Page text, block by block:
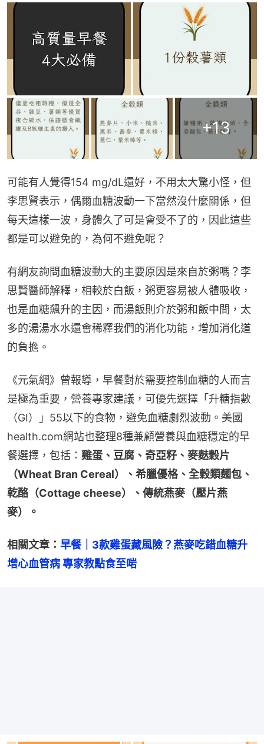
+13
可能有人覺得154 mg/dL還好，不用太大驚小怪，但
李思賢表示，偶爾血糖波動一下當然沒什麼關係，但
每天這樣一波，身體久了可是會受不了的，因此這些
都是可以避免的，為何不避免呢？
有網友詢問血糖波動大的主要原因是來自於粥嗎？李
思賢醫師解釋，相較於白飯，粥更容易被人體吸收，
也是血糖飆升的主因，而湯飯則介於粥和飯中間，太
多的湯湯水水還會稀釋我們的消化功能，增加消化道
的負擔。
《元氣網》曾報導，早餐對於需要控制血糖的人而言
是極為重要，營養專家建議，可優先選擇「升糖指數
（GI）」55以下的食物，避免血糖劇烈波動。美國
health.com網站也整理8種兼顧營養與血糖穩定的早
餐選擇，包括： 雞蛋、豆腐、奇亞籽、麥麩穀片
（Wheat Bran Cereal）、希臘優格、全穀類麵包、
乾酪（Cottage cheese）、傳統燕麥（壓片燕
麥）。
相關文章： 早餐｜3款雞蛋藏風險？燕麥吃錯血糖升
增心血管病 專家教點食至啱